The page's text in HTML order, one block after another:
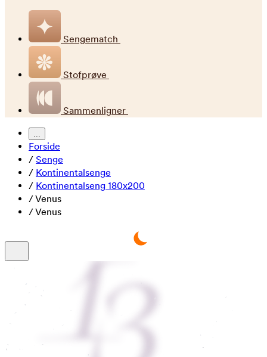
Sengematch
Stofprøve
Sammenligner
...
Forside
/ Senge
/ Kontinentalsenge
/ Kontinentalseng 180x200
/Venus
/Venus